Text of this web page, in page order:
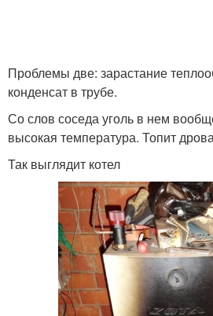
Проблемы две: зарастание
конденсат в трубе.
Со слов соседа уголь в нем
высокая температура. Топит
Так выглядит котел